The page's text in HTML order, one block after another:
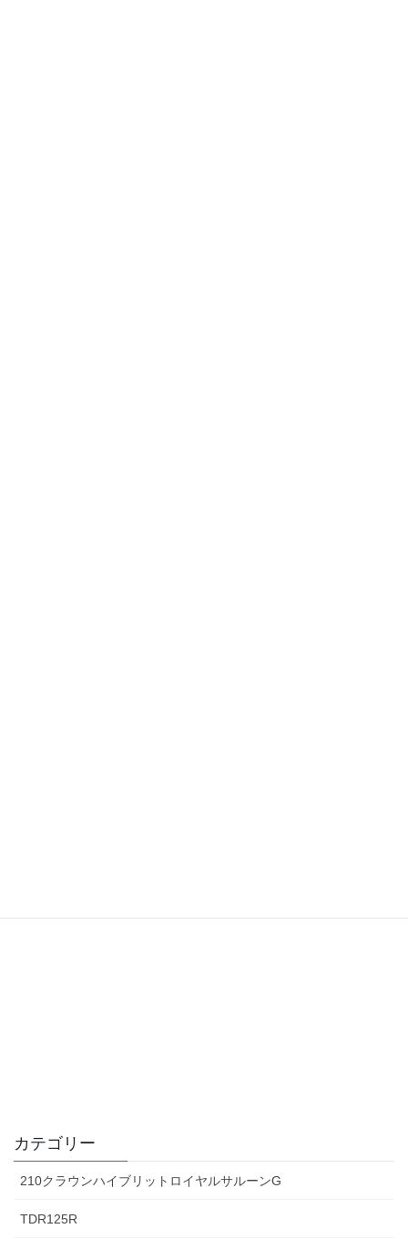
カテゴリー
210クラウンハイブリットロイヤルサルーンG
TDR125R